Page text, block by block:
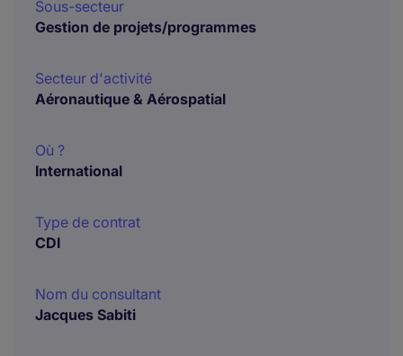
Sous-secteur
Gestion de projets/programmes
Secteur d'activité
Aéronautique & Aérospatial
Où ?
International
Type de contrat
CDI
Nom du consultant
Jacques Sabiti